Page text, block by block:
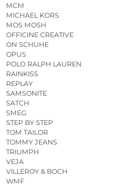
MCM
MICHAEL KORS
MOS MOSH
OFFICINE CREATIVE
ON SCHUHE
OPUS
POLO RALPH LAUREN
RAINKISS
REPLAY
SAMSONITE
SATCH
SMEG
STEP BY STEP
TOM TAILOR
TOMMY JEANS
TRIUMPH
VEJA
VILLEROY & BOCH
WMF